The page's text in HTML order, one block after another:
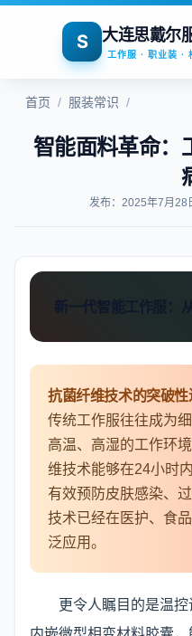
S 大连思戴尔
工作服 · 职业装 ·
首页 / 服装常识 /
智能面料革命：
发布：2025年7月28
新一代智能工作服：
抗菌纤维技术的突破性
传统工作服往往成为
高温、高湿的工作环
维技术能够在24小时
有效预防皮肤感染、
技术已经在医护、食
泛应用。
更令人瞩目的是温